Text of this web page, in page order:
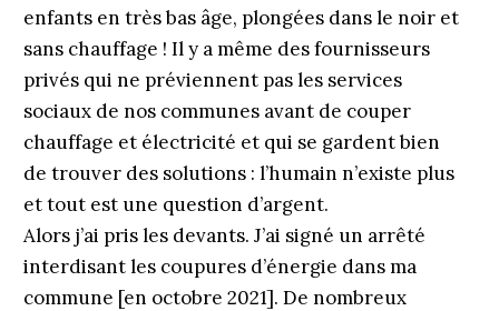
enfants en très bas âge, plongées dans le noir et
sans chauffage ! Il y a même des fournisseurs
privés qui ne préviennent pas les services
sociaux de nos communes avant de couper
chauffage et électricité et qui se gardent bien
de trouver des solutions : l’humain n’existe plus
et tout est une question d’argent.
Alors j’ai pris les devants. J’ai signé un arrêté
interdisant les coupures d’énergie dans ma
commune [en octobre 2021]. De nombreux